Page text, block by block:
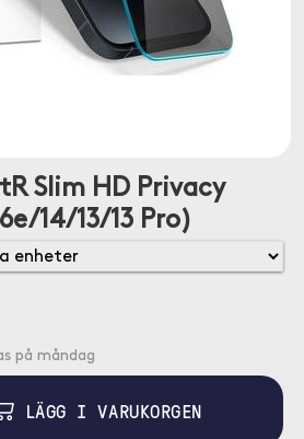
Slim HD Privacy
14/13/13 Pro)
på måndag
LÄGG I VARUKORGEN